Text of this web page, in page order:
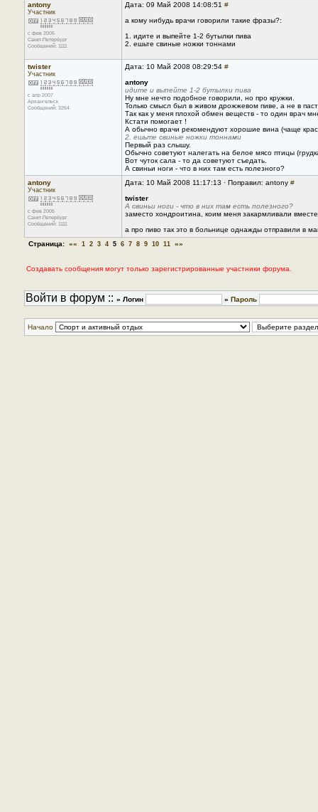
antony
Участник
с фев 2005
Санкт-Петербург
Сообщений: 1111
Дата: 09 Май 2008 14:08:51 #
а кому нибудь врачи говорили такие фразы?:
1. идите и выпейте 1-2 бутылки пива
2. ешьте свиные ножки тоннами
twister
Участник
с апр 2007
Архангельск
Сообщений: 3264
Дата: 10 Май 2008 08:29:54 #
antony
идите и выпейте 1-2 бутылки пива
Ну мне нечто подобное говорили, но про кружки.
Только смысл был в живом дрожжевом пиве, а не в
Так как у меня плохой обмен веществ - то один врач
Кстати помогает !
А обычно врачи рекомендуют хорошие вина (чаще
2. ешьте свиные ножки тоннами
Первый раз слышу.
Обычно советуют налегать на белое мясо птицы
Вот чуток сала - то да советуют съедать.
А свиньи ноги - что в них там есть полезного?
antony
Участник
с фев 2005
Санкт-Петербург
Сообщений: 1111
Дата: 10 Май 2008 11:17:13 · Поправил: antony #
twister
А свиньи ноги - что в них там есть полезного?
заместо хондроитина, коим меня закармливали
а про пиво так это в больнице однажды отправили в
Страница: «« 1 2 3 4 5 6 7 8 9 10 11 »»
Создавать сообщения могут только зарегистрированные участники форума.
Войти в форум :: » Логин » Пароль
Начало